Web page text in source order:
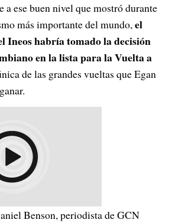
a ese buen nivel que mostró durante
más importante del mundo,el
Ineos habría tomado la decisión
en la lista para la Vuelta a
de las grandes vueltas que Egan
Benson, periodista de GCN